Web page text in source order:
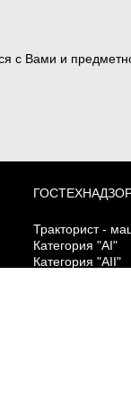
с Вами и
Тракторист -
Категория "AI"
Категория "AII"